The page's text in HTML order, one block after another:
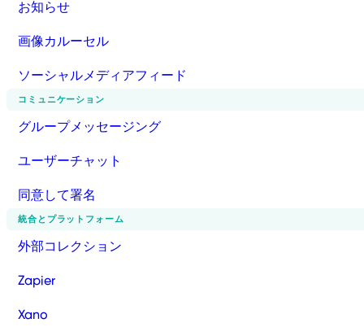
お知らせ
画像カルーセル
ソーシャルメディアフィード
コミュニケーション
グループメッセージング
ユーザーチャット
同意して署名
統合とプラットフォーム
外部コレクション
Zapier
Xano